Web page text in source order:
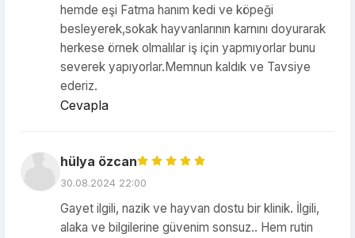
hemde eşi Fatma hanım kedi ve köpeği
besleyerek,sokak hayvanlarının karnını doyurarak
herkese örnek olmalılar iş için yapmıyorlar bunu
severek yapıyorlar.Memnun kaldık ve Tavsiye
ederiz.
Cevapla
hülya özcan
30.08.2024 22:00
Gayet ilgili, nazik ve hayvan dostu bir klinik. İlgili,
alaka ve bilgilerine güvenim sonsuz.. Hem rutin